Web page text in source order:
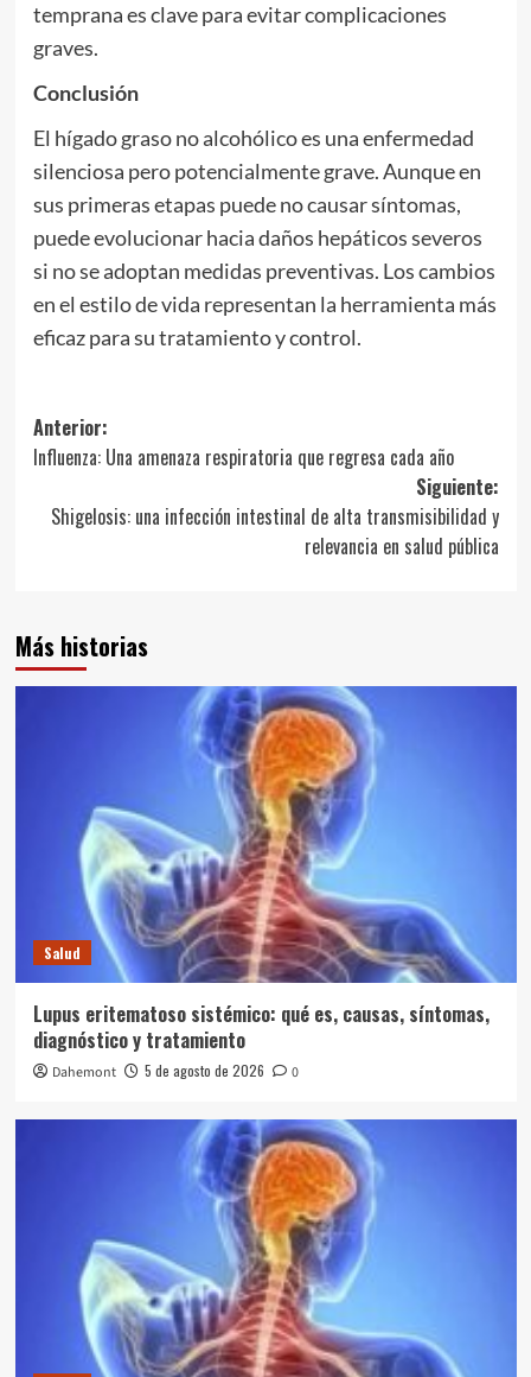
temprana es clave para evitar complicaciones
graves.
Conclusión
El hígado graso no alcohólico es una enfermedad
silenciosa pero potencialmente grave. Aunque en
sus primeras etapas puede no causar síntomas,
puede evolucionar hacia daños hepáticos severos
si no se adoptan medidas preventivas. Los cambios
en el estilo de vida representan la herramienta más
eficaz para su tratamiento y control.
Navegación
de
entradas
Anterior:
Influenza: Una amenaza respiratoria que regresa cada año
Siguiente:
Shigelosis: una infección intestinal de alta transmisibilidad y
relevancia en salud pública
Más historias
Salud
Lupus eritematoso sistémico: qué es, causas, síntomas,
diagnóstico y tratamiento
Dahemont 5 de agosto de 2026 0